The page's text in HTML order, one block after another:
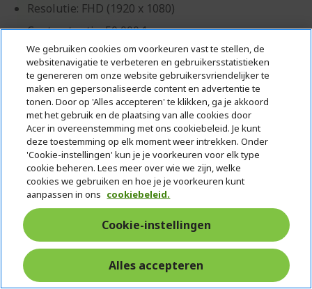
Resolutie: FHD (1920 x 1080)
Contrast ratio: 50,000:1
Beeldverhouding: 16:9 (Oorspronkelijk), 4:3
(Compatible)
Throw-ratio: 1.15~1.5 (2006,60 mm@2000 mm)
Helderheid: 5500 lm ANSI (Standard), 4400 lm ANSI
(ECO
Levensduur van lamp: 20000 Uur (Normale modus);
30000 Uur (Zuinige modus)
Zakelijke klant? Ontdek onze beste
aanbiedingen!
We gebruiken cookies om voorkeuren vast te stellen, de
websitenavigatie te verbeteren en gebruikersstatistieken
te genereren om onze website gebruikersvriendelijker te
maken en gepersonaliseerde content en advertentie te
tonen. Door op 'Alles accepteren' te klikken, ga je akkoord
met het gebruik en de plaatsing van alle cookies door
Acer in overeenstemming met ons cookiebeleid. Je kunt
deze toestemming op elk moment weer intrekken. Onder
'Cookie-instellingen' kun je je voorkeuren voor elk type
cookie beheren. Lees meer over wie we zijn, welke
cookies we gebruiken en hoe je je voorkeuren kunt
aanpassen in ons cookiebeleid.
Cookie-instellingen
Alles accepteren